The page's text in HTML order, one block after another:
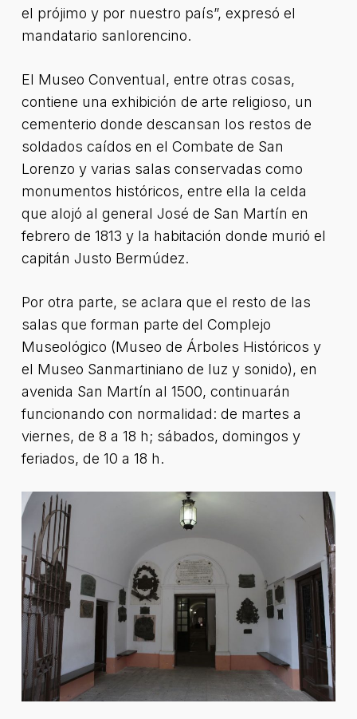
el prójimo y por nuestro país”, expresó el
mandatario sanlorencino.
El Museo Conventual, entre otras cosas,
contiene una exhibición de arte religioso, un
cementerio donde descansan los restos de
soldados caídos en el Combate de San
Lorenzo y varias salas conservadas como
monumentos históricos, entre ella la celda
que alojó al general José de San Martín en
febrero de 1813 y la habitación donde murió el
capitán Justo Bermúdez.
Por otra parte, se aclara que el resto de las
salas que forman parte del Complejo
Museológico (Museo de Árboles Históricos y
el Museo Sanmartiniano de luz y sonido), en
avenida San Martín al 1500, continuarán
funcionando con normalidad: de martes a
viernes, de 8 a 18 h; sábados, domingos y
feriados, de 10 a 18 h.